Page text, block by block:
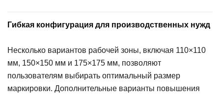
Гибкая конфигурация для производственных нужд
Несколько вариантов рабочей зоны, включая 110×110
мм, 150×150 мм и 175×175 мм, позволяют
пользователям выбирать оптимальный размер
маркировки. Дополнительные варианты повышения